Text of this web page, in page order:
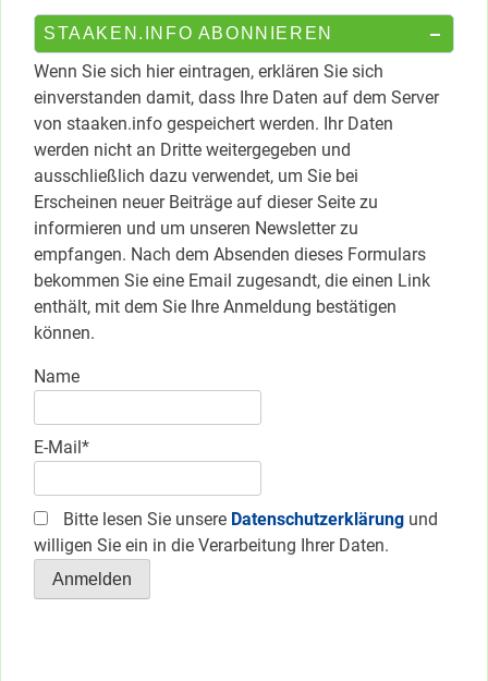
STAAKEN.INFO ABONNIEREN
Wenn Sie sich hier eintragen, erklären Sie sich
einverstanden damit, dass Ihre Daten auf dem Server
von staaken.info gespeichert werden. Ihr Daten
werden nicht an Dritte weitergegeben und
ausschließlich dazu verwendet, um Sie bei
Erscheinen neuer Beiträge auf dieser Seite zu
informieren und um unseren Newsletter zu
empfangen. Nach dem Absenden dieses Formulars
bekommen Sie eine Email zugesandt, die einen Link
enthält, mit dem Sie Ihre Anmeldung bestätigen
können.
Name
E-Mail*
Bitte lesen Sie unsere Datenschutzerklärung und
willigen Sie ein in die Verarbeitung Ihrer Daten.